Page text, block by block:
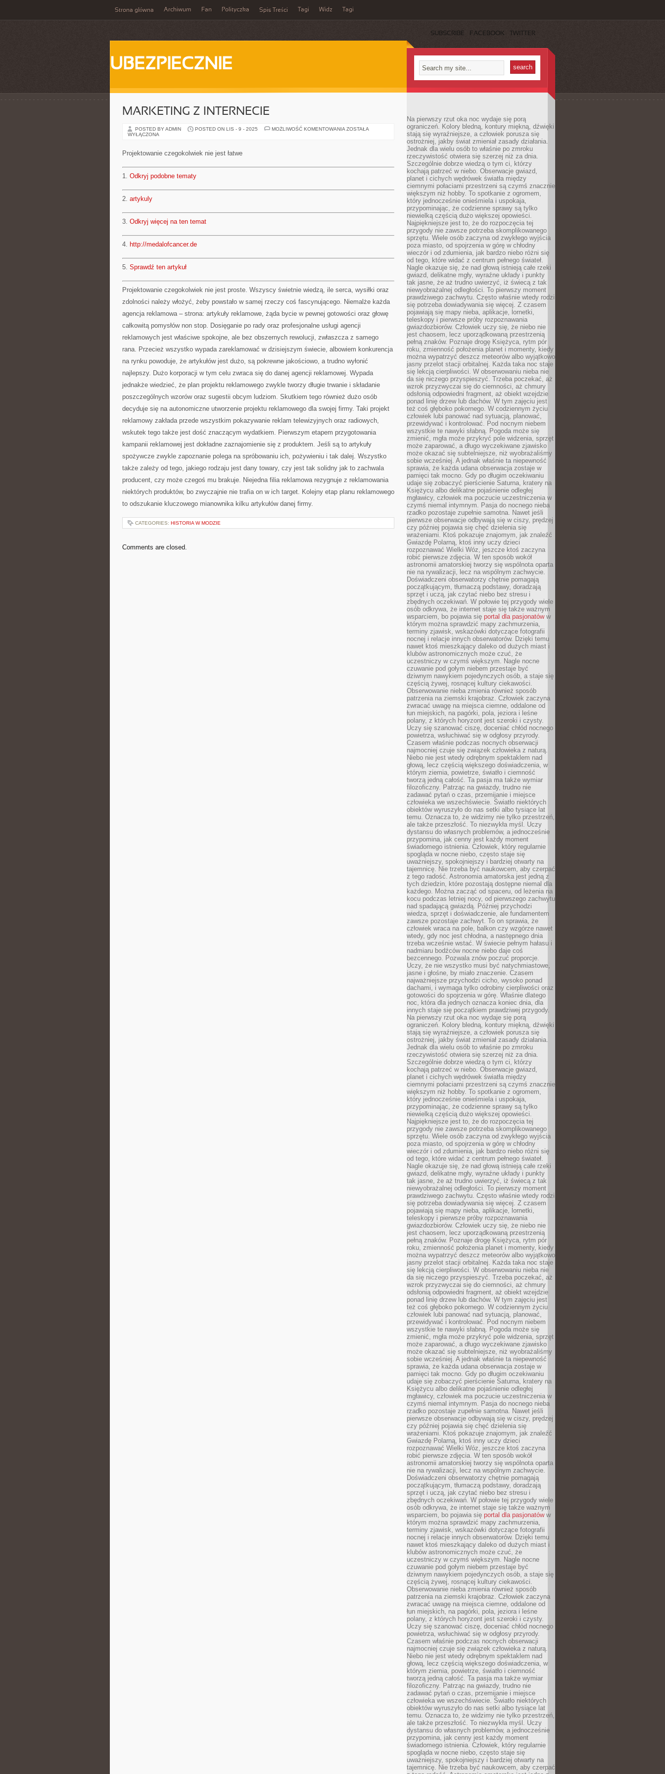
Strona główna Archiwum Fan Polityczka Spis Treści Tagi Widz Tagi
SUBSCRIBE FACEBOOK TWITTER
UBEZPIECZNIE
MARKETING Z INTERNECIE
POSTED BY ADMIN POSTED ON LIS - 9 - 2025 MOŻLIWOŚĆ KOMENTOWANIA MARKETING
ZOSTAŁA
WYŁĄCZONA
Projektowanie czegokolwiek nie jest łatwe
1. Odkryj podobne tematy
2. artykuly
3. Odkryj więcej na ten temat
4. http://medalofcancer.de
5. Sprawdź ten artykuł
Projektowanie czegokolwiek nie jest proste. Wszyscy świetnie wiedzą, ile serca, wysiłki oraz
zdolności należy włożyć, żeby powstało w samej rzeczy coś fascynującego. Niemalże każda
agencja reklamowa – strona: artykuły reklamowe, żąda bycie w pewnej gotowości oraz głowę
całkowitą pomysłów non stop. Dosięganie po rady oraz profesjonalne usługi agencji
reklamowych jest właściwe spokojne, ale bez obszernych rewolucji, zwłaszcza z samego
rana. Przecież wszystko wypada zareklamować w dzisiejszym świecie, albowiem konkurencja
na rynku powoduje, że artykułów jest dużo, są pokrewne jakościowo, a trudno wyłonić
najlepszy. Dużo korporacji w tym celu zwraca się do danej agencji reklamowej. Wypada
jednakże wiedzieć, że plan projektu reklamowego zwykle tworzy długie trwanie i składanie
poszczególnych wzorów oraz sugestii obcym ludziom. Skutkiem tego również dużo osób
decyduje się na autonomiczne utworzenie projektu reklamowego dla swojej firmy. Taki projekt
reklamowy zakłada przede wszystkim pokazywanie reklam telewizyjnych oraz radiowych,
wskutek tego także jest dość znaczącym wydatkiem. Pierwszym etapem przygotowania
kampanii reklamowej jest dokładne zaznajomienie się z produktem. Jeśli są to artykuły
spożywcze zwykle zapoznanie polega na spróbowaniu ich, pożywieniu i tak dalej. Wszystko
także zależy od tego, jakiego rodzaju jest dany towary, czy jest tak solidny jak to zachwala
producent, czy może czegoś mu brakuje. Niejedna filia reklamowa rezygnuje z reklamowania
niektórych produktów, bo zwyczajnie nie trafia on w ich target. Kolejny etap planu reklamowego
to odszukanie kluczowego mianownika kilku artykułów danej firmy.
CATEGORIES: HISTORIA W MODZIE
Comments are closed.
Na pierwszy rzut oka noc wydaje się porą
ograniczeń. Kolory bledną, kontury miękną, dźwięki
stają się wyraźniejsze, a człowiek porusza się
ostrożniej, jakby świat zmieniał zasady działania.
Jednak dla wielu osób to właśnie po zmroku
rzeczywistość otwiera się szerzej niż za dnia.
Szczególnie dobrze wiedzą o tym ci, którzy
kochają patrzeć w niebo. Obserwacje gwiazd,
planet i cichych wędrówek światła między
ciemnymi połaciami przestrzeni są czymś znacznie
większym niż hobby. To spotkanie z ogromem,
który jednocześnie onieśmiela i uspokaja,
przypominając, że codzienne sprawy są tylko
niewielką częścią dużo większej opowieści.
Najpiękniejsze jest to, że do rozpoczęcia tej
przygody nie zawsze potrzeba skomplikowanego
sprzętu. Wiele osób zaczyna od zwykłego wyjścia
poza miasto, od spojrzenia w górę w chłodny
wieczór i od zdumienia, jak bardzo niebo różni się
od tego, które widać z centrum pełnego świateł.
Nagle okazuje się, że nad głową istnieją całe rzeki
gwiazd, delikatne mgły, wyraźne układy i punkty
tak jasne, że aż trudno uwierzyć, iż świecą z tak
niewyobrażalnej odległości. To pierwszy moment
prawdziwego zachwytu. Często właśnie wtedy rodzi
się potrzeba dowiadywania się więcej. Z czasem
pojawiają się mapy nieba, aplikacje, lornetki,
teleskopy i pierwsze próby rozpoznawania
gwiazdozbiorów. Człowiek uczy się, że niebo nie
jest chaosem, lecz uporządkowaną przestrzenią
pełną znaków. Poznaje drogę Księżyca, rytm pór
roku, zmienność położenia planet i momenty, kiedy
można wypatrzyć deszcz meteorów albo wyjątkowo
jasny przelot stacji orbitalnej. Każda taka noc staje
się lekcją cierpliwości. W obserwowaniu nieba nie
da się niczego przyspieszyć. Trzeba poczekać, aż
wzrok przyzwyczai się do ciemności, aż chmury
odsłonią odpowiedni fragment, aż obiekt wzejdzie
ponad linię drzew lub dachów. W tym zajęciu jest
też coś głęboko pokornego. W codziennym życiu
człowiek lubi panować nad sytuacją, planować,
przewidywać i kontrolować. Pod nocnym niebem
wszystkie te nawyki słabną. Pogoda może się
zmienić, mgła może przykryć pole widzenia, sprzęt
może zaparować, a długo wyczekiwane zjawisko
może okazać się subtelniejsze, niż wyobrażaliśmy
sobie wcześniej. A jednak właśnie ta niepewność
sprawia, że każda udana obserwacja zostaje w
pamięci tak mocno. Gdy po długim oczekiwaniu
udaje się zobaczyć pierścienie Saturna, kratery na
Księżycu albo delikatne pojaśnienie odległej
mgławicy, człowiek ma poczucie uczestniczenia w
czymś niemal intymnym. Pasja do nocnego nieba
rzadko pozostaje zupełnie samotna. Nawet jeśli
pierwsze obserwacje odbywają się w ciszy, prędzej
czy później pojawia się chęć dzielenia się
wrażeniami. Ktoś pokazuje znajomym, jak znaleźć
Gwiazdę Polarną, ktoś inny uczy dzieci
rozpoznawać Wielki Wóz, jeszcze ktoś zaczyna
robić pierwsze zdjęcia. W ten sposób wokół
astronomii amatorskiej tworzy się wspólnota oparta
nie na rywalizacji, lecz na wspólnym zachwycie.
Doświadczeni obserwatorzy chętnie pomagają
początkującym, tłumaczą podstawy, doradzają
sprzęt i uczą, jak czytać niebo bez stresu i
zbędnych oczekiwań. W połowie tej przygody wiele
osób odkrywa, że internet staje się także ważnym
wsparciem, bo pojawia się portal dla pasjonatóww
którym można sprawdzić mapy zachmurzenia,
terminy zjawisk, wskazówki dotyczące fotografii
nocnej i relacje innych obserwatorów. Dzięki temu
nawet ktoś mieszkający daleko od dużych miast i
klubów astronomicznych może czuć, że
uczestniczy w czymś większym. Nagle nocne
czuwanie pod gołym niebem przestaje być
dziwnym nawykiem pojedynczych osób, a staje się
częścią żywej, rosnącej kultury ciekawości.
Obserwowanie nieba zmienia również sposób
patrzenia na ziemski krajobraz. Człowiek zaczyna
zwracać uwagę na miejsca ciemne, oddalone od
łun miejskich, na pagórki, pola, jeziora i leśne
polany, z których horyzont jest szeroki i czysty.
Uczy się szanować ciszę, doceniać chłód nocnego
powietrza, wsłuchiwać się w odgłosy przyrody.
Czasem właśnie podczas nocnych obserwacji
najmocniej czuje się związek człowieka z naturą.
Niebo nie jest wtedy odrębnym spektaklem nad
głową, lecz częścią większego doświadczenia, w
którym ziemia, powietrze, światło i ciemność
tworzą jedną całość. Ta pasja ma także wymiar
filozoficzny. Patrząc na gwiazdy, trudno nie
zadawać pytań o czas, przemijanie i miejsce
człowieka we wszechświecie. Światło niektórych
obiektów wyruszyło do nas setki albo tysiące lat
temu. Oznacza to, że widzimy nie tylko przestrzeń,
ale także przeszłość. To niezwykła myśl. Uczy
dystansu do własnych problemów, a jednocześnie
przypomina, jak cenny jest każdy moment
świadomego istnienia. Człowiek, który regularnie
spogląda w nocne niebo, często staje się
uważniejszy, spokojniejszy i bardziej otwarty na
tajemnicę. Nie trzeba być naukowcem, aby czerpać
z tego radość. Astronomia amatorska jest jedną z
tych dziedzin, które pozostają dostępne niemal dla
każdego. Można zacząć od spaceru, od leżenia na
kocu podczas letniej nocy, od pierwszego zachwytu
nad spadającą gwiazdą. Później przychodzi
wiedza, sprzęt i doświadczenie, ale fundamentem
zawsze pozostaje zachwyt. To on sprawia, że
człowiek wraca na pole, balkon czy wzgórze nawet
wtedy, gdy noc jest chłodna, a następnego dnia
trzeba wcześnie wstać. W świecie pełnym hałasu i
nadmiaru bodźców nocne niebo daje coś
bezcennego. Pozwala znów poczuć proporcje.
Uczy, że nie wszystko musi być natychmiastowe,
jasne i głośne, by miało znaczenie. Czasem
najważniejsze przychodzi cicho, wysoko ponad
dachami, i wymaga tylko odrobiny cierpliwości oraz
gotowości do spojrzenia w górę. Właśnie dlatego
noc, która dla jednych oznacza koniec dnia, dla
innych staje się początkiem prawdziwej przygody.
Na pierwszy rzut oka noc wydaje się porą
ograniczeń. Kolory bledną, kontury miękną, dźwięki
stają się wyraźniejsze, a człowiek porusza się
ostrożniej, jakby świat zmieniał zasady działania.
Jednak dla wielu osób to właśnie po zmroku
rzeczywistość otwiera się szerzej niż za dnia.
Szczególnie dobrze wiedzą o tym ci, którzy
kochają patrzeć w niebo. Obserwacje gwiazd,
planet i cichych wędrówek światła między
ciemnymi połaciami przestrzeni są czymś znacznie
większym niż hobby. To spotkanie z ogromem,
który jednocześnie onieśmiela i uspokaja,
przypominając, że codzienne sprawy są tylko
niewielką częścią dużo większej opowieści.
Najpiękniejsze jest to, że do rozpoczęcia tej
przygody nie zawsze potrzeba skomplikowanego
sprzętu. Wiele osób zaczyna od zwykłego wyjścia
poza miasto, od spojrzenia w górę w chłodny
wieczór i od zdumienia, jak bardzo niebo różni się
od tego, które widać z centrum pełnego świateł.
Nagle okazuje się, że nad głową istnieją całe rzeki
gwiazd, delikatne mgły, wyraźne układy i punkty
tak jasne, że aż trudno uwierzyć, iż świecą z tak
niewyobrażalnej odległości. To pierwszy moment
prawdziwego zachwytu. Często właśnie wtedy rodzi
się potrzeba dowiadywania się więcej. Z czasem
pojawiają się mapy nieba, aplikacje, lornetki,
teleskopy i pierwsze próby rozpoznawania
gwiazdozbiorów. Człowiek uczy się, że niebo nie
jest chaosem, lecz uporządkowaną przestrzenią
pełną znaków. Poznaje drogę Księżyca, rytm pór
roku, zmienność położenia planet i momenty, kiedy
można wypatrzyć deszcz meteorów albo wyjątkowo
jasny przelot stacji orbitalnej. Każda taka noc staje
się lekcją cierpliwości. W obserwowaniu nieba nie
da się niczego przyspieszyć. Trzeba poczekać, aż
wzrok przyzwyczai się do ciemności, aż chmury
odsłonią odpowiedni fragment, aż obiekt wzejdzie
ponad linię drzew lub dachów. W tym zajęciu jest
też coś głęboko pokornego. W codziennym życiu
człowiek lubi panować nad sytuacją, planować,
przewidywać i kontrolować. Pod nocnym niebem
wszystkie te nawyki słabną. Pogoda może się
zmienić, mgła może przykryć pole widzenia, sprzęt
może zaparować, a długo wyczekiwane zjawisko
może okazać się subtelniejsze, niż wyobrażaliśmy
sobie wcześniej. A jednak właśnie ta niepewność
sprawia, że każda udana obserwacja zostaje w
pamięci tak mocno. Gdy po długim oczekiwaniu
udaje się zobaczyć pierścienie Saturna, kratery na
Księżycu albo delikatne pojaśnienie odległej
mgławicy, człowiek ma poczucie uczestniczenia w
czymś niemal intymnym. Pasja do nocnego nieba
rzadko pozostaje zupełnie samotna. Nawet jeśli
pierwsze obserwacje odbywają się w ciszy, prędzej
czy później pojawia się chęć dzielenia się
wrażeniami. Ktoś pokazuje znajomym, jak znaleźć
Gwiazdę Polarną, ktoś inny uczy dzieci
rozpoznawać Wielki Wóz, jeszcze ktoś zaczyna
robić pierwsze zdjęcia. W ten sposób wokół
astronomii amatorskiej tworzy się wspólnota oparta
nie na rywalizacji, lecz na wspólnym zachwycie.
Doświadczeni obserwatorzy chętnie pomagają
początkującym, tłumaczą podstawy, doradzają
sprzęt i uczą, jak czytać niebo bez stresu i
zbędnych oczekiwań. W połowie tej przygody wiele
osób odkrywa, że internet staje się także ważnym
wsparciem, bo pojawia się portal dla pasjonatóww
którym można sprawdzić mapy zachmurzenia,
terminy zjawisk, wskazówki dotyczące fotografii
nocnej i relacje innych obserwatorów. Dzięki temu
nawet ktoś mieszkający daleko od dużych miast i
klubów astronomicznych może czuć, że
uczestniczy w czymś większym. Nagle nocne
czuwanie pod gołym niebem przestaje być
dziwnym nawykiem pojedynczych osób, a staje się
częścią żywej, rosnącej kultury ciekawości.
Obserwowanie nieba zmienia również sposób
patrzenia na ziemski krajobraz. Człowiek zaczyna
zwracać uwagę na miejsca ciemne, oddalone od
łun miejskich, na pagórki, pola, jeziora i leśne
polany, z których horyzont jest szeroki i czysty.
Uczy się szanować ciszę, doceniać chłód nocnego
powietrza, wsłuchiwać się w odgłosy przyrody.
Czasem właśnie podczas nocnych obserwacji
najmocniej czuje się związek człowieka z naturą.
Niebo nie jest wtedy odrębnym spektaklem nad
głową, lecz częścią większego doświadczenia, w
którym ziemia, powietrze, światło i ciemność
tworzą jedną całość. Ta pasja ma także wymiar
filozoficzny. Patrząc na gwiazdy, trudno nie
zadawać pytań o czas, przemijanie i miejsce
człowieka we wszechświecie. Światło niektórych
obiektów wyruszyło do nas setki albo tysiące lat
temu. Oznacza to, że widzimy nie tylko przestrzeń,
ale także przeszłość. To niezwykła myśl. Uczy
dystansu do własnych problemów, a jednocześnie
przypomina, jak cenny jest każdy moment
świadomego istnienia. Człowiek, który regularnie
spogląda w nocne niebo, często staje się
uważniejszy, spokojniejszy i bardziej otwarty na
tajemnicę. Nie trzeba być naukowcem, aby czerpać